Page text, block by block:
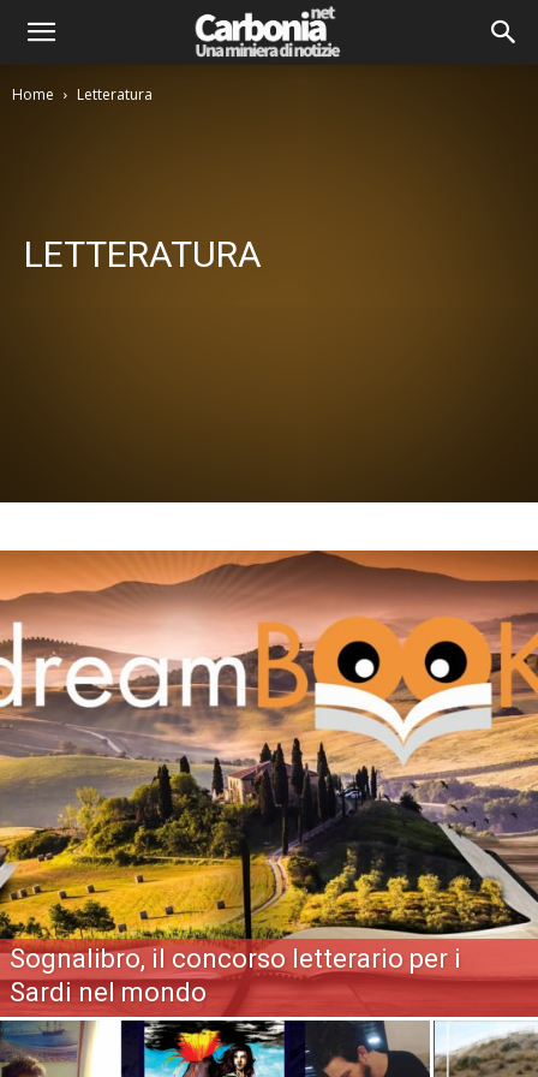
Home Letteratura
LETTERATURA
Sognalibro, il concorso letterario per i
Sardi nel mondo